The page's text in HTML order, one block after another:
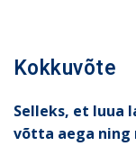
Kokkuvõte
Selleks, et luua
võtta aega ning